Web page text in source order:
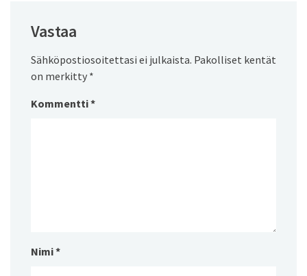
Vastaa
Sähköpostiosoitettasi ei julkaista. Pakolliset kentät
on merkitty *
Kommentti*
Nimi*